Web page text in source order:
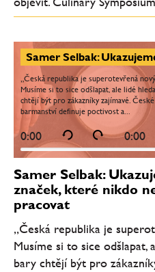
„Česká republika je superotevřená
Musíme si to sice odšlapat, ale lidé
chtějí být pro zákazníky zajímavé.
barmanství definuje poctivost a...
0:00 0:00
Samer Selbak:
značek, které nikdo
pracovat
„Česká republika je
Musíme si to sice odšlapat,
bary chtějí být pro